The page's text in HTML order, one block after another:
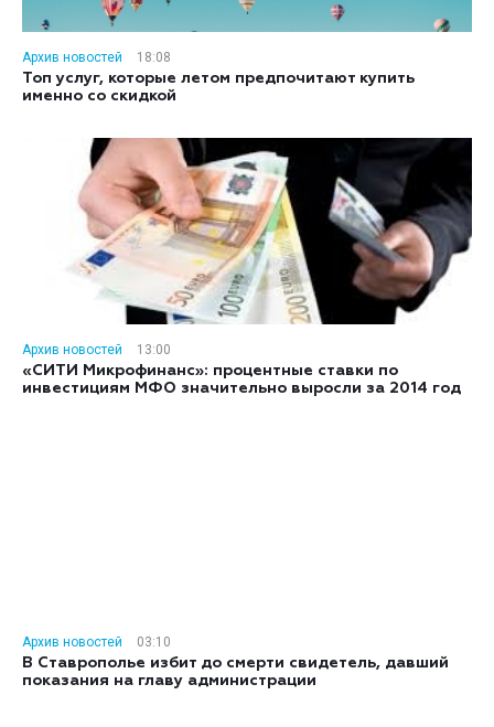
Архив новостей
18:08
Топ услуг, которые летом предпочитают купить
именно со скидкой
Архив новостей
13:00
«СИТИ Микрофинанс»: процентные ставки по
инвестициям МФО значительно выросли за 2014 год
Архив новостей
03:10
В Ставрополье избит до смерти свидетель, давший
показания на главу администрации